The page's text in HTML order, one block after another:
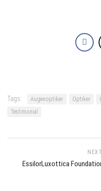
Tags: Augenoptiker Optiker
Testimonial
EssilorLuxottica